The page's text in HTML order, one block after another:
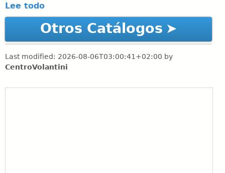
Lee todo
Otros Catálogos
Last modified: 2026-08-06T03:00:41+02:00 by
CentroVolantini